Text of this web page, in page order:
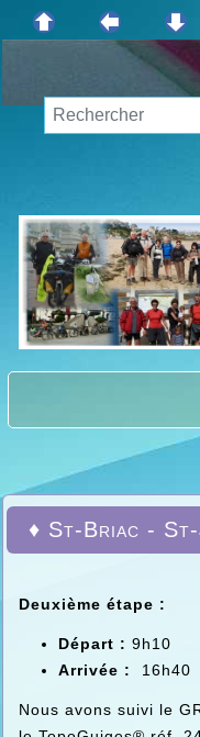
♦ St-Briac - St-
Deuxième étape :
Départ : 9h10
Arrivée : 16h40
Nous avons suivi le